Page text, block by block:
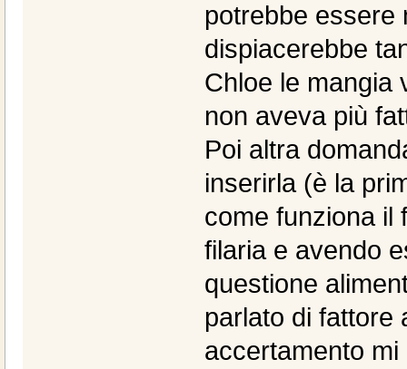
potrebbe essere
dispiacerebbe
Chloe le mangia
non aveva più
Poi altra
inserirla (è la
come funziona il
filaria e avendo
questione
parlato di fattore
accertamento